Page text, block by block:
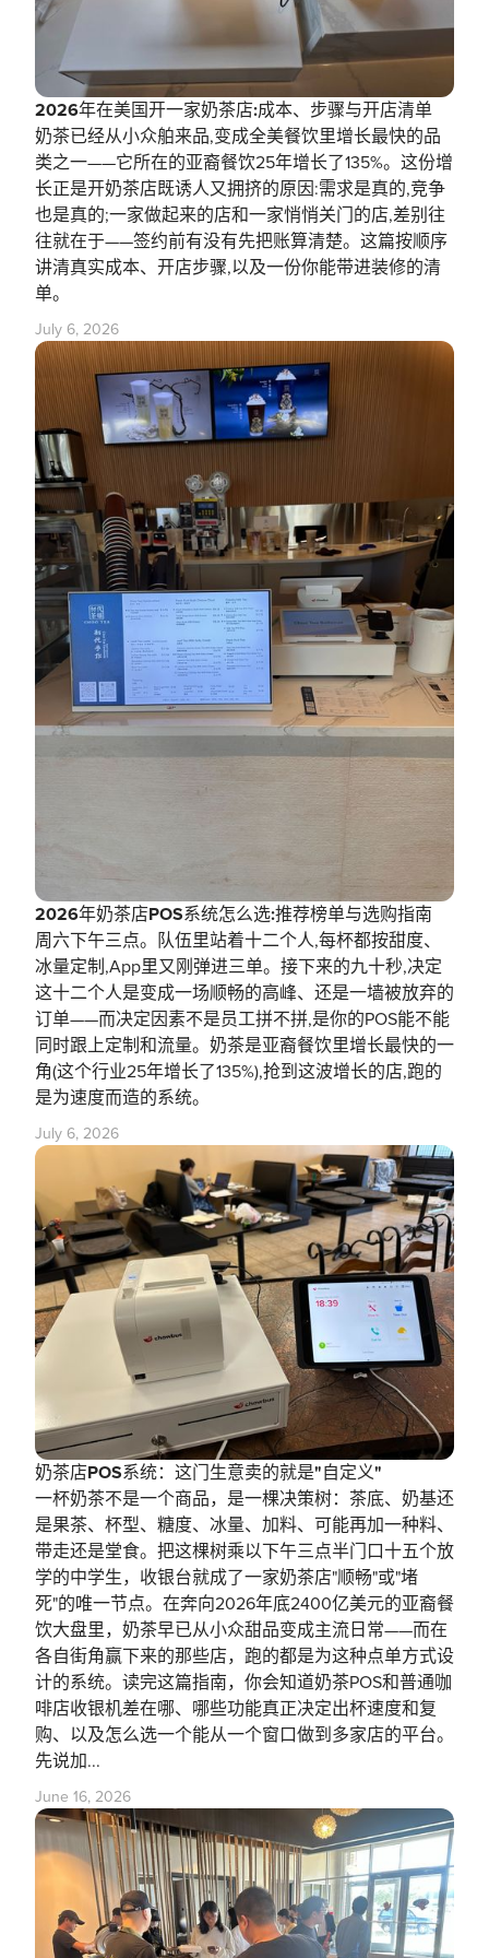
2026年在美国开一家奶茶店:成本、步骤与开店清单
奶茶已经从小众舶来品,变成全美餐饮里增长最快的品
类之一——它所在的亚裔餐饮25年增长了135%。这份增
长正是开奶茶店既诱人又拥挤的原因:需求是真的,竞争
也是真的;一家做起来的店和一家悄悄关门的店,差别往
往就在于——签约前有没有先把账算清楚。这篇按顺序
讲清真实成本、开店步骤,以及一份你能带进装修的清
单。
July 6, 2026
2026年奶茶店POS系统怎么选:推荐榜单与选购指南
周六下午三点。队伍里站着十二个人,每杯都按甜度、
冰量定制,App里又刚弹进三单。接下来的九十秒,决定
这十二个人是变成一场顺畅的高峰、还是一墙被放弃的
订单——而决定因素不是员工拼不拼,是你的POS能不能
同时跟上定制和流量。奶茶是亚裔餐饮里增长最快的一
角(这个行业25年增长了135%),抢到这波增长的店,跑的
是为速度而造的系统。
July 6, 2026
奶茶店POS系统：这门生意卖的就是"自定义"
一杯奶茶不是一个商品，是一棵决策树：茶底、奶基还
是果茶、杯型、糖度、冰量、加料、可能再加一种料、
带走还是堂食。把这棵树乘以下午三点半门口十五个放
学的中学生，收银台就成了一家奶茶店"顺畅"或"堵
死"的唯一节点。在奔向2026年底2400亿美元的亚裔餐
饮大盘里，奶茶早已从小众甜品变成主流日常——而在
各自街角赢下来的那些店，跑的都是为这种点单方式设
计的系统。读完这篇指南，你会知道奶茶POS和普通咖
啡店收银机差在哪、哪些功能真正决定出杯速度和复
购、以及怎么选一个能从一个窗口做到多家店的平台。
先说加...
June 16, 2026